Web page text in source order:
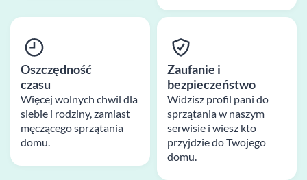
Oszczędność
czasu
Więcej wolnych chwil dla
siebie i rodziny, zamiast
męczącego sprzątania
domu.
Zaufanie i
bezpieczeństwo
Widzisz profil pani do
sprzątania w naszym
serwisie i wiesz kto
przyjdzie do Twojego
domu.